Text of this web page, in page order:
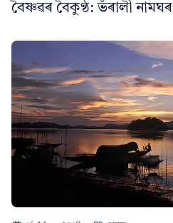
বৈষ্ণৱৰ বৈকুণ্ঠ: ভঁৰালী নামঘৰ